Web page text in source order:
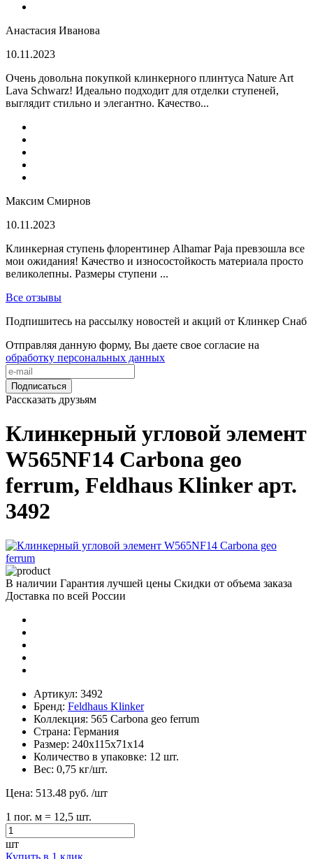
Анастасия Иванова
10.11.2023
Очень довольна покупкой клинкерного плинтуса Nature Art
Lava Schwarz! Идеально подходит для отделки ступеней,
выглядит стильно и элегантно. Качество...
Максим Смирнов
10.11.2023
Клинкерная ступень флорентинер Alhamar Paja превзошла все
мои ожидания! Качество и износостойкость материала просто
великолепны. Размеры ступени ...
Все отзывы
Подпишитесь на рассылку новостей и акций от Клинкер Снаб
Отправляя данную форму, Вы даете свое согласие на
обработку персональных данных
Подписаться
Рассказать друзьям
Клинкерный угловой элемент
W565NF14 Carbona geo
ferrum, Feldhaus Klinker арт.
3492
В наличии Гарантия лучшей цены Скидки от объема заказа
Доставка по всей России
Артикул: 3492
Бренд: Feldhaus Klinker
Коллекция: 565 Carbona geo ferrum
Страна: Германия
Размер: 240х115х71х14
Количество в упаковке: 12 шт.
Вес: 0,75 кг/шт.
Цена: 513.48 руб. /шт
1 пог. м = 12,5 шт.
шт
Купить в 1 клик